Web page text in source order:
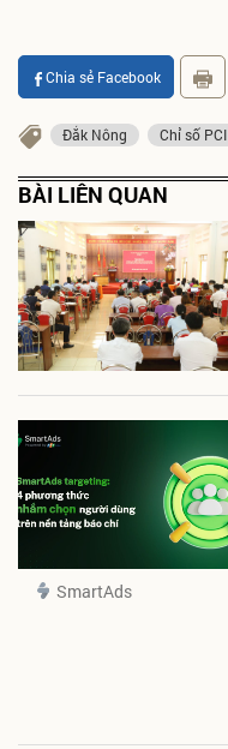
Chia sẻ Facebook
Đắk Nông Chỉ số PCI
BÀI LIÊN QUAN
SmartAds